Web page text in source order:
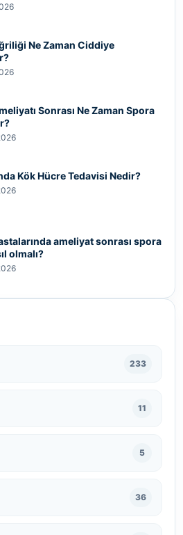
Ne Zaman Ciddiye
Sonrası Ne Zaman Spora
Kök Hücre Tedavisi Nedir?
ameliyat sonrası spora
olmalı?
233
11
5
36